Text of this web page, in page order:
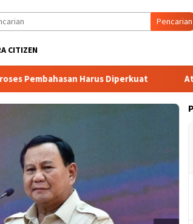
Pencarian
CITIZEN
Harus Diperkuat Atas